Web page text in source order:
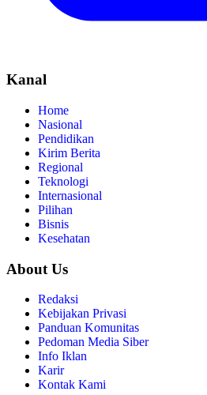
Kanal
Home
Nasional
Pendidikan
Kirim Berita
Regional
Teknologi
Internasional
Pilihan
Bisnis
Kesehatan
About Us
Redaksi
Kebijakan Privasi
Panduan Komunitas
Pedoman Media Siber
Info Iklan
Karir
Kontak Kami